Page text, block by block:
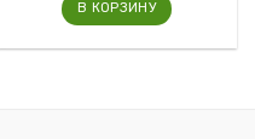
В КОРЗИНУ